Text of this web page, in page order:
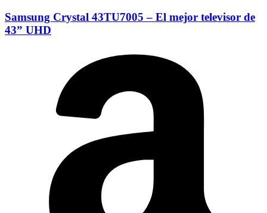
Samsung Crystal 43TU7005 – El mejor televisor de
43” UHD